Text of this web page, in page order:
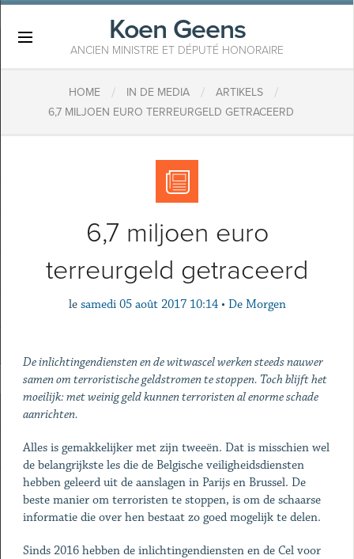
Koen Geens
ANCIEN MINISTRE ET DÉPUTÉ HONORAIRE
HOME / IN DE MEDIA / ARTIKELS /
6,7 MILJOEN EURO TERREURGELD GETRACEERD
6,7 miljoen euro
terreurgeld getraceerd
le samedi 05 août 2017 10:14 • De Morgen
De inlichtingendiensten en de witwascel werken steeds nauwer
samen om terroristische geldstromen te stoppen. Toch blijft het
moeilijk: met weinig geld kunnen terroristen al enorme schade
aanrichten.
Alles is gemakkelijker met zijn tweeën. Dat is misschien wel
de belangrijkste les die de Belgische veiligheidsdiensten
hebben geleerd uit de aanslagen in Parijs en Brussel. De
beste manier om terroristen te stoppen, is om de schaarse
informatie die over hen bestaat zo goed mogelijk te delen.
Sinds 2016 hebben de inlichtingendiensten en de Cel voor